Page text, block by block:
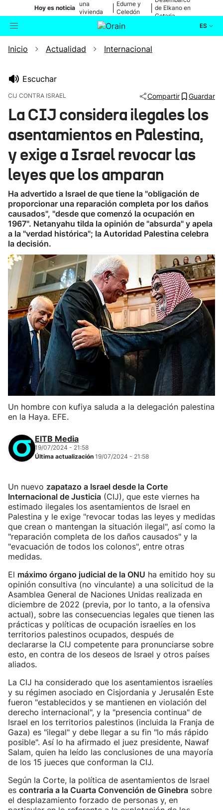
Hoy es noticia
una
vivienda
de Bilbao
Edurne y
Celedón
de Elkano en
Getaria
ES
Buscador Actualidad
Ikusmiran
Eguraldia
Inicio Actualidad Internacional
Escuchar
CIJ CONTRA ISRAEL Compartir Guardar
La CIJ considera ilegales los
asentamientos en Palestina,
y exige a Israel revocar las
leyes que los amparan
Ha advertido a Israel de que tiene la "obligación de
proporcionar una reparación completa por los daños
causados", "desde que comenzó la ocupación en
1967". Netanyahu tilda la opinión de "absurda" y apela
a la "verdad histórica"; la Autoridad Palestina celebra
la decisión.
Un hombre con kufiya saluda a la delegación palestina
en la Haya. EFE.
EITB Media
19/07/2024 - 21:58
Última actualización 19/07/2024 - 21:58
Un nuevo zapatazo a Israel desde la Corte
Internacional de Justicia (CIJ), que este viernes ha
estimado ilegales los asentamientos de Israel en
Palestina y le exige "revocar todas las leyes y medidas
que crean o mantengan la situación ilegal", así como la
"reparación completa de los daños causados" y la
"evacuación de todos los colonos", entre otras
medidas.
El máximo órgano judicial de la ONU ha emitido hoy su
opinión consultiva (no vinculante) a una solicitud de la
Asamblea General de Naciones Unidas realizada en
diciembre de 2022 (previa, por lo tanto, a la ofensiva
actual), sobre las consecuencias legales que tienen las
prácticas y políticas de ocupación israelíes en los
territorios palestinos ocupados, después de
declararse la CIJ competente para pronunciarse sobre
esto, en contra de los deseos de Israel y otros países
aliados.
La CIJ ha considerado que los asentamientos israelíes
y su régimen asociado en Cisjordania y Jerusalén Este
fueron "establecidos y se mantienen en violación del
derecho internacional", y la "presencia continua" de
Israel en los territorios palestinos (incluida la Franja de
Gaza) es "ilegal" y debe llegar a su fin "lo más rápido
posible". Así lo ha afirmado el juez presidente, Nawaf
Salam, quien ha leído las conclusiones de una mayoría
de los 15 jueces que conforman la CIJ.
Según la Corte, la política de asentamientos de Israel
es contraria a la Cuarta Convención de Ginebra sobre
el desplazamiento forzado de personas y, en